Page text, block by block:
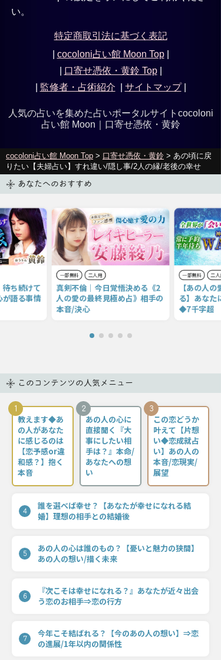
い。
特定商取引法に基づく表記
cocoloni占い館 Moon Top|
口寄せ憑依・黄鈴Top|
監修者・占術紹介 サイトマップ|
人気の占いを集めた占いポータルサイトcocoloni
占い館 Moon｜ 口寄せ憑依・黄鈴
cocoloni占い館 Moon Top > 口寄せ憑依・黄鈴 > あの頃に戻
りたい【夫婦占い】すれ違い/隠し事/2人の縁/老後の幸せ
あなたへのおすすめ
ち続けて
が語る事情
一部無料 二人用
真剣不倫｜今日覚悟決める《2
人の愛の最終見極め占》相手の
本音/決心
一部無料 二人用
【あの人
る】あなた
◆7千字超
このコンテンツの人気メニュー
1
教えます◆あ
の人があなた
に感じるのは
【恋予感or違
和感？】抱く
本音
2
あの人の心に
直接聞く『大
事にしたい相
手は？』本命/
あなたへの想
い
3
この恋どうか
叶えて【片想
い◆恋成就占
い】あの人の
本音/恋現実/
展望
4
誰を選べば幸せ？【あなたが幸せになれる結
婚】理想の相手との結婚後
5
あの人の心は誰のもの？【憂いと魅力の狭間】
あの人の想い/描く未来
6
『次こそは幸せになれる？』あなたが近々出会
う恋のお相手⇒恋の行方
7
今年こそ結ばれる？【今のあの人の想い】⇒恋
の進展/1年以内の関係性